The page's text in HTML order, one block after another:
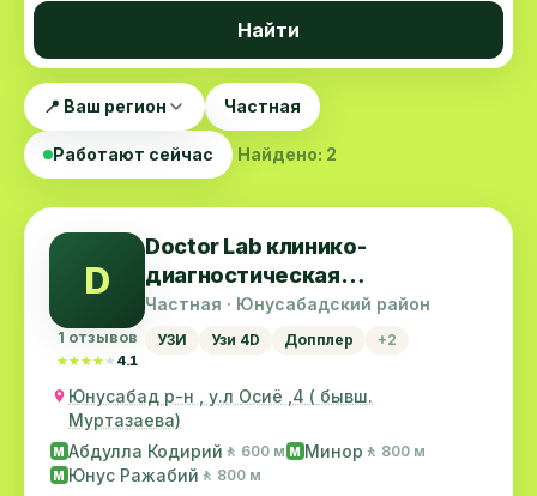
Найти
📍 Ваш регион Частная
Работают сейчас Найдено: 2
D
1 отзывов
★★★★★
★★★★★ 4.1
Doctor Lab клинико-
диагностическая
лаборатория
Частная · Юнусабадский район
УЗИ Узи 4D Допплер +2
Юнусабад р-н , у.л Осиё ,4 ( бывш.
Муртазаева)
M Абдулла Кодирий 🚶 600 м M Минор 🚶 800 м
M Юнус Ражабий 🚶 800 м